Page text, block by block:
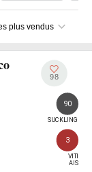
98
90
SUCKLING
3
VITI
AIS